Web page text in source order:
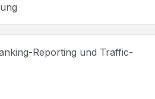
Reporting und Traffic-